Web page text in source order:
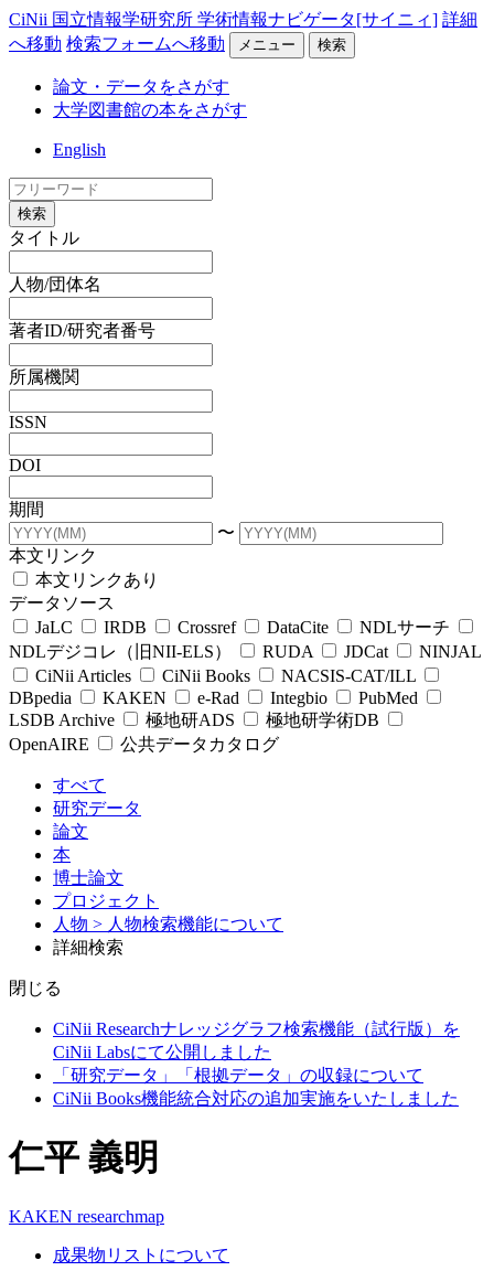
CiNii 国立情報学研究所 学術情報ナビゲータ[サイニィ] 詳細
へ移動 検索フォームへ移動 メニュー 検索
論文・データをさがす
大学図書館の本をさがす
English
検索
タイトル
人物/団体名
著者ID/研究者番号
所属機関
ISSN
DOI
期間
〜
本文リンク
本文リンクあり
データソース
JaLC
IRDB Crossref DataCite
NDLサーチ
NDLデジコレ（旧NII-ELS）
RUDA JDCat
NINJAL
CiNii Articles
CiNii Books
NACSIS-CAT/ILL
DBpedia
KAKEN e-Rad Integbio
PubMed
LSDB Archive
極地研ADS
極地研学術DB
OpenAIRE
公共データカタログ
すべて
研究データ
論文
本
博士論文
プロジェクト
人物 > 人物検索機能について
詳細検索
閉じる
CiNii Researchナレッジグラフ検索機能（試行版）を
CiNii Labsにて公開しました
「研究データ」「根拠データ」の収録について
CiNii Books機能統合対応の追加実施をいたしました
仁平 義明
KAKEN researchmap
成果物リストについて